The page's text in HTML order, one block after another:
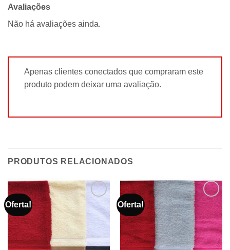
Avaliações
Não há avaliações ainda.
Apenas clientes conectados que compraram este
produto podem deixar uma avaliação.
PRODUTOS RELACIONADOS
Oferta! Oferta!